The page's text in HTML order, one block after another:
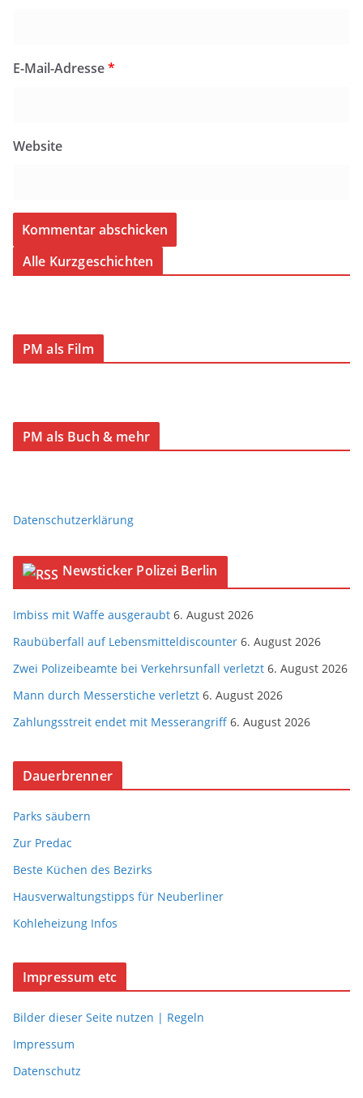
E-Mail-Adresse*
Website
Alle Kurzgeschichten
PM als Film
PM als Buch & mehr
Datenschutzerklärung
Newsticker Polizei Berlin
Imbiss mit Waffe ausgeraubt 6. August 2026
Raubüberfall auf Lebensmitteldiscounter 6. August 2026
Zwei Polizeibeamte bei Verkehrsunfall verletzt 6. August 2026
Mann durch Messerstiche verletzt 6. August 2026
Zahlungsstreit endet mit Messerangriff 6. August 2026
Dauerbrenner
Parks säubern
Zur Predac
Beste Küchen des Bezirks
Hausverwaltungstipps für Neuberliner
Kohleheizung Infos
Impressum etc
Bilder dieser Seite nutzen | Regeln
Impressum
Datenschutz